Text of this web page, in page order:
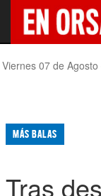
Viernes 07 de
MÁS BALAS
Tras